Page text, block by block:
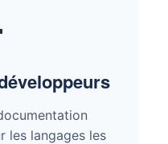
les langages les